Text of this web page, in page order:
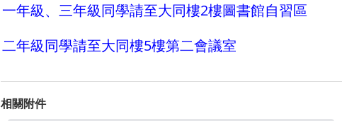
一年級、三年級同學請至大同樓2樓圖書館自習區
二年級同學請至大同樓5樓第二會議室
相關附件